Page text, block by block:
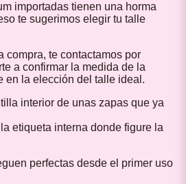
importadas tienen una horma
te sugerimos elegir tu talle
compra, te contactamos por
a confirmar la medida de la
en la elección del talle ideal.
interior de unas zapas que ya
etiqueta interna donde figure la
perfectas desde el primer uso